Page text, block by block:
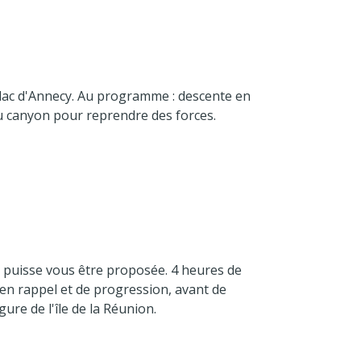
d'Annecy. Au programme : descente en
pour reprendre des forces.
vous être proposée. 4 heures de
rappel et de progression, avant de
de l'île de la Réunion.